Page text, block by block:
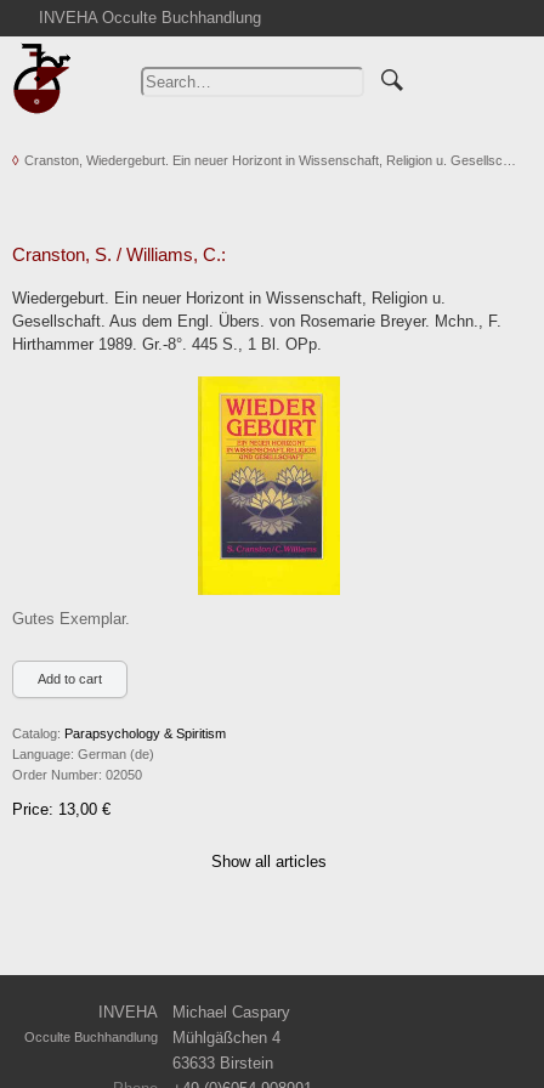
INVEHA Occulte Buchhandlung
Home
Advanced Search
Cart
Contact
Terms
Cranston, Wiedergeburt. Ein neuer Horizont in Wissenschaft, Religion u. Gesellsc…
Cranston, S. / Williams, C.:
Wiedergeburt. Ein neuer Horizont in Wissenschaft, Religion u.
Gesellschaft. Aus dem Engl. Übers. von Rosemarie Breyer. Mchn., F.
Hirthammer 1989. Gr.-8°. 445 S., 1 Bl. OPp.
Gutes Exemplar.
Catalog: Parapsychology & Spiritism
Language: German (de)
Order Number: 02050
Price: 13,00 €
Show all articles
INVEHA Michael Caspary
Occulte Buchhandlung
Mühlgäßchen 4
63633 Birstein